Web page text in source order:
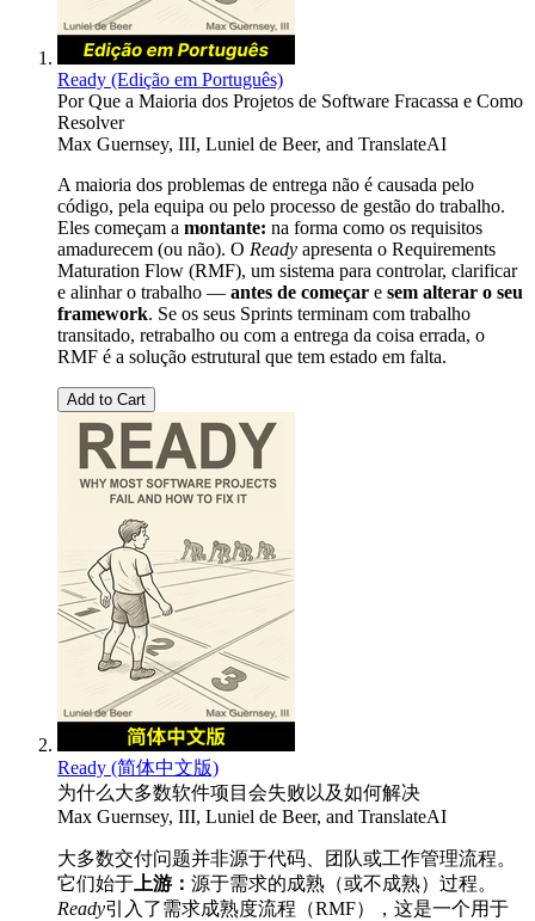
Ready (Edição em Português)
Por Que a Maioria dos Projetos de Software Fracassa e Como
Resolver
Max Guernsey, III, Luniel de Beer, and TranslateAI
A maioria dos problemas de entrega não é causada pelo
código, pela equipa ou pelo processo de gestão do trabalho.
Eles começam a montante: na forma como os requisitos
amadurecem (ou não). O Ready apresenta o Requirements
Maturation Flow (RMF), um sistema para controlar, clarificar
e alinhar o trabalho — antes de começar e sem alterar o seu
framework. Se os seus Sprints terminam com trabalho
transitado, retrabalho ou com a entrega da coisa errada, o
RMF é a solução estrutural que tem estado em falta.
Add to Cart
Ready (简体中文版)
为什么大多数软件项目会失败以及如何解决
Max Guernsey, III, Luniel de Beer, and TranslateAI
大多数交付问题并非源于代码、团队或工作管理流程。
它们始于 上游： 源于需求的成熟（或不成熟）过程。
Ready引入了需求成熟度流程（RMF），这是一个用于